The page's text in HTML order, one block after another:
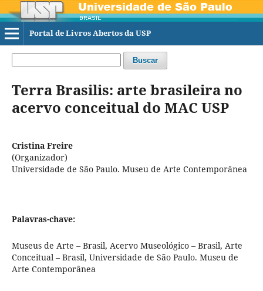
Portal de Livros Abertos da USP
Buscar
Terra Brasilis: arte brasileira no
acervo conceitual do MAC USP
Cristina Freire
(Organizador)
Universidade de São Paulo. Museu de Arte Contemporânea
Palavras-chave:
Museus de Arte – Brasil, Acervo Museológico – Brasil, Arte
Conceitual – Brasil, Universidade de São Paulo. Museu de
Arte Contemporânea